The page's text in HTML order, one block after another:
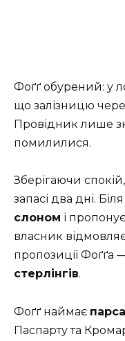
Фоґґ обурений: у
що залізницю
Провідник лише
помилилися.
Зберігаючи
запасі два дні.
слоном і
власник
пропозиції Фоґґа
стерлінгів.
Фоґґ наймає
Паспарту та